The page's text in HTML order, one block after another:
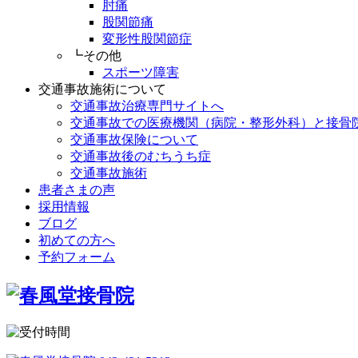
肘痛
股関節痛
変形性股関節症
┗その他
スポーツ障害
交通事故施術について
交通事故治療専門サイトへ
交通事故での医療機関（病院・整形外科）と接骨
交通事故保険について
交通事故後のむちうち症
交通事故施術
患者さまの声
採用情報
ブログ
初めての方へ
予約フォーム